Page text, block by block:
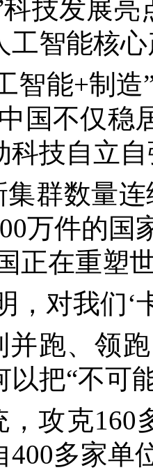
科技发展
工智能核
智能+制
国不仅稳
科技自立
集群数量连
万件的国
正在重塑
，对我们‘
并跑、领
以把“不可
，攻克160
400多家